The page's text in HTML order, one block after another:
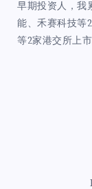
早期投资人，我
能、禾赛科技等
等2家港交所上